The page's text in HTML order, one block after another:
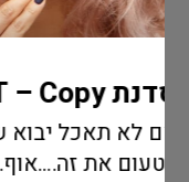
שוטר….אני חייבת
אכלתי…לא